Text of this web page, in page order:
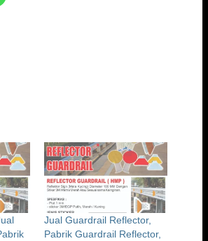
Jual Guardrail Reflector,
Pabrik Guardrail Reflector,